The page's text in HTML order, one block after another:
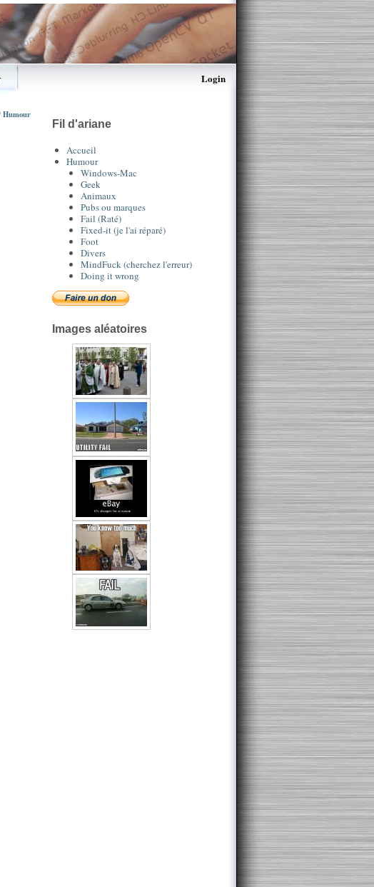
Login
Humour
Fil d'ariane
Accueil
Humour
Windows-Mac
Geek
Animaux
Pubs ou marques
Fail (Raté)
Fixed-it (je l'ai réparé)
Foot
Divers
MindFuck (cherchez l'erreur)
Doing it wrong
Images aléatoires